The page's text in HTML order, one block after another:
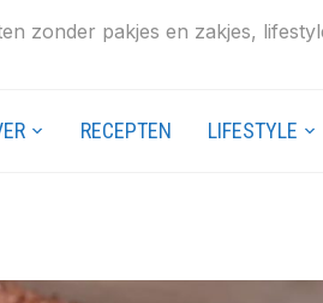
zonder pakjes en zakjes,
RECEPTEN LIFESTYLE